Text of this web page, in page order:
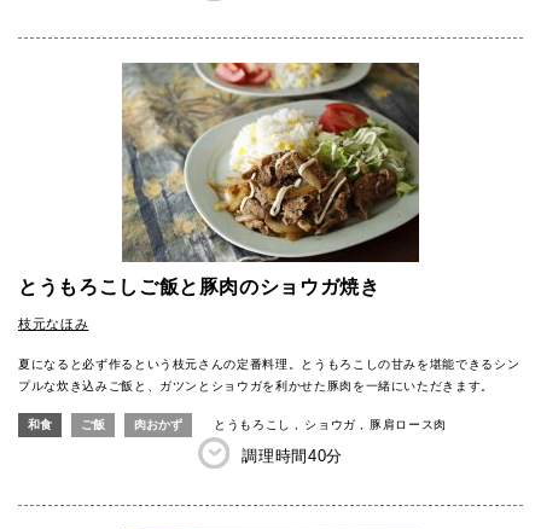
とうもろこしご飯と豚肉のショウガ焼き
枝元なほみ
夏になると必ず作るという枝元さんの定番料理。とうもろこしの甘みを堪能できるシン
プルな炊き込みご飯と、ガツンとショウガを利かせた豚肉を一緒にいただきます。
和食 ご飯 肉おかず とうもろこし ショウガ 豚肩ロース肉
調理時間40分